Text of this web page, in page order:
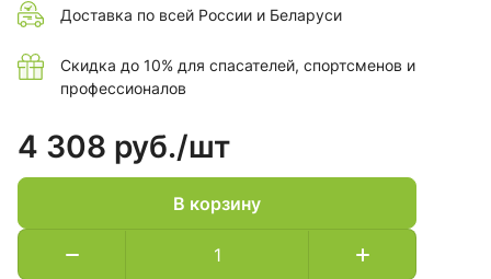
Доставка по всей России и Беларуси
Скидка до 10% для спасателей, спортсменов и
профессионалов
4 308 руб./шт
В корзину